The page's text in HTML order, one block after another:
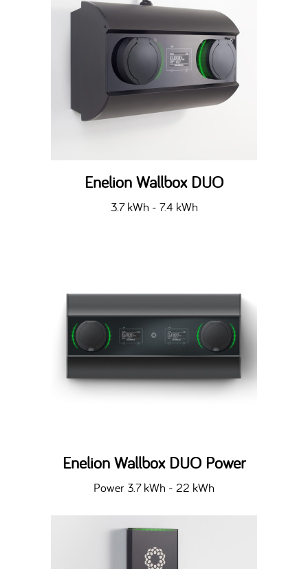
Enelion Wallbox DUO
3.7 kWh - 7.4 kWh
Enelion Wallbox DUO Power
Power 3.7 kWh - 22 kWh